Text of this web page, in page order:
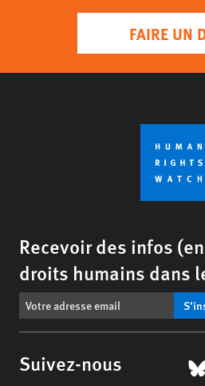
FAIRE UN
Recevoir des infos
droits humains dans
Suivez-nous